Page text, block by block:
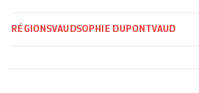
RÉGIONSVAUDSOPHIE DUPONTVAUD